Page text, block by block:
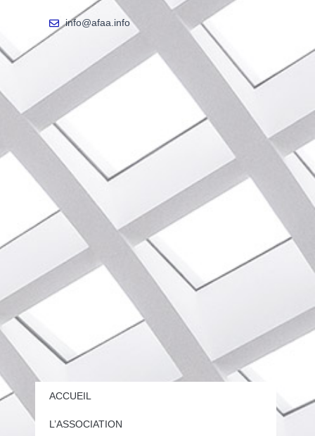
info@afaa.info
ACCUEIL
L’ASSOCIATION